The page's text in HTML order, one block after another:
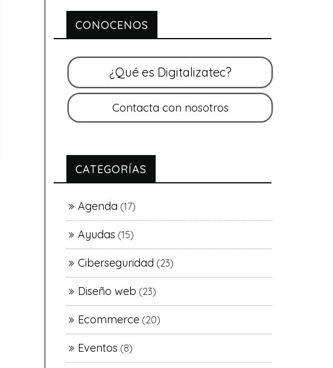
CONOCENOS
CATEGORÍAS
Agenda (17)
Ayudas (15)
Ciberseguridad (23)
Diseño web (23)
Ecommerce (20)
Eventos (8)